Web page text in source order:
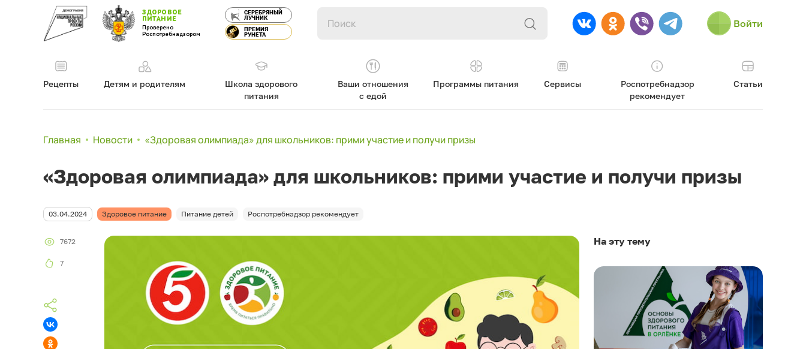
ЗДОРОВОЕ
ПИТАНИЕ
Проверено
Роспотребнадзором
СЕРЕБРЯНЫЙ
ЛУЧНИК
ПРЕМИЯ
РУНЕТА
Войти
Рецепты Детям и родителям
Школа здорового
питания
Ваши отношения
с едой
Программы питания Сервисы
Роспотребнадзор
рекомендует
Статьи
Главная Новости «Здоровая олимпиада» для школьников: прими участие и получи призы
«Здоровая олимпиада» для школьников: прими участие и получи призы
03.04.2024 Здоровое питание Питание детей Роспотребнадзор рекомендует
7672
7
На эту тему